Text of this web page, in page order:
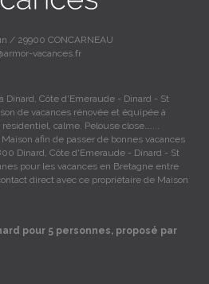
/ 29900 CONCARNEAU
vacances.fr
Dinard, Côte d'Emeraude - Dinard - St
de vacances rénovée et équipée à
calme. Pelouse close…....
afin de passer de bonnes vacances
Dinard, Côte d'Emeraude - Dinard - St
pour les vacances en Bretagne entre
direct avec ce propriétaire de Maison
pour 5 personnes, proposé par